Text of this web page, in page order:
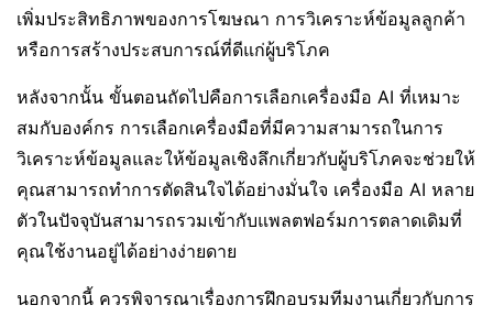
เพิ่มประสิทธิภาพของการโฆษณา การวิเคราะห์ข้อมูลลูกค้า
หรือการสร้างประสบการณ์ที่ดีแก่ผู้บริโภค
หลังจากนั้น ขั้นตอนถัดไปคือการเลือกเครื่องมือ AI ที่เหมาะ
สมกับองค์กร การเลือกเครื่องมือที่มีความสามารถในการ
วิเคราะห์ข้อมูลและให้ข้อมูลเชิงลึกเกี่ยวกับผู้บริโภคจะช่วยให้
คุณสามารถทำการตัดสินใจได้อย่างมั่นใจ เครื่องมือ AI หลาย
ตัวในปัจจุบันสามารถรวมเข้ากับแพลตฟอร์มการตลาดเดิมที่
คุณใช้งานอยู่ได้อย่างง่ายดาย
นอกจากนี้ ควรพิจารณาเรื่องการฝึกอบรมทีมงานเกี่ยวกับการ